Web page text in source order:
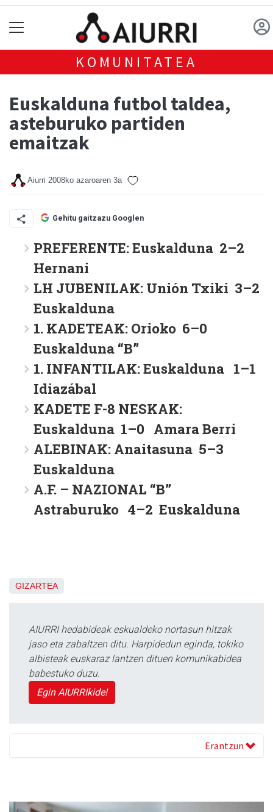
KOMUNITATEA
Euskalduna futbol taldea,
asteburuko partiden
emaitzak
Aiurri 2008ko azaroaren 3a
Gehitu gaitzazu Googlen
PREFERENTE: Euskalduna 2–2
Hernani
LH JUBENILAK: Unión Txiki 3–2
Euskalduna
1. KADETEAK: Orioko 6–0
Euskalduna “B”
1. INFANTILAK: Euskalduna 1–1
Idiazábal
KADETE F-8 NESKAK:
Euskalduna 1–0 Amara Berri
ALEBINAK: Anaitasuna 5–3
Euskalduna
A.F. – NAZIONAL “B”
Astraburuko 4–2 Euskalduna
GIZARTEA
AIURRI hedabideak eskualdeko nortasun hitzak
jaso eta zabaltzen ditu. Harpidedun eginda, tokiko
albisteak euskaraz lantzen dituen komunikabidea
babestuko duzu.
Egin AIURRIkide!
Erantzun